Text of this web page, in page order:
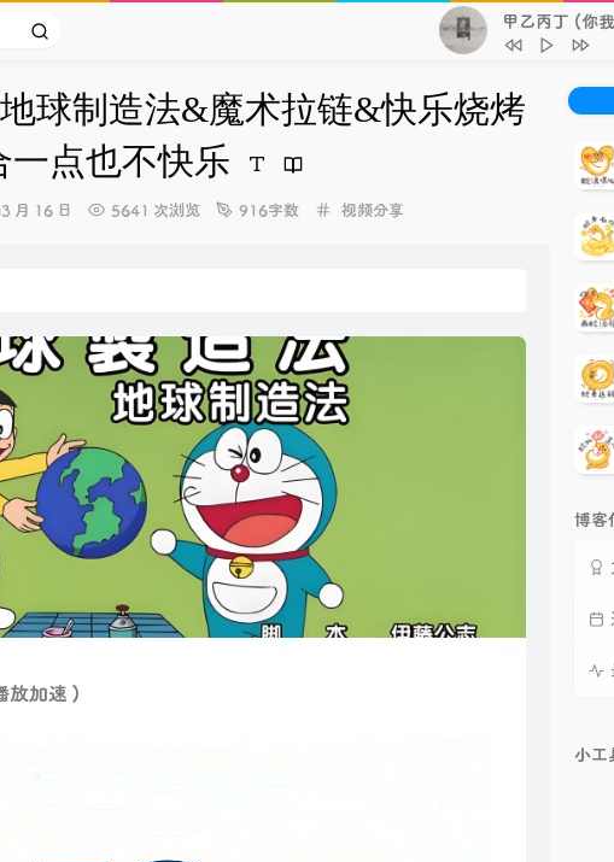
2
街道
锈 (我们两个都拉过
8
第三个吻痕
球制造法&魔术拉链&快乐烧烤
一点也不快乐
月 16 日 5641 次浏览 916字数
分
视频分享
加速）
博客
小工